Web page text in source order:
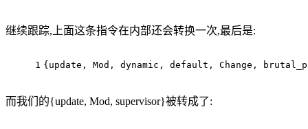
继续跟踪,上面这条指令在内部还会转换一次,最后是:
1 {update, Mod, dynamic, default, Change,
而我们的{update, Mod, supervisor}被转成了: